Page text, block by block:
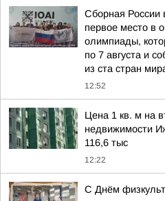
Сборная России
первое место в
олимпиады,
по 7 августа и
из ста стран
12:52
Цена 1 кв. м на
недвижимости
116,6 тыс
12:22
С Днём